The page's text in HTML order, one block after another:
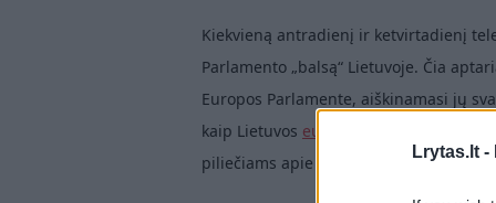
Lrytas.lt -
Kiekvieną antradienį ir ketvirtadienį
Parlamento „balsą“ Lietuvoje. Čia
Europos Parlamente, aiškinamasi jų
kaip Lietuvos europarlamentarai
piliečiams apie reikšmingą Europos